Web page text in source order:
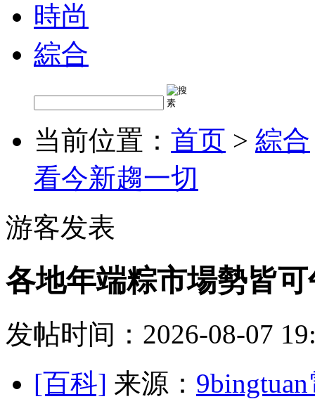
時尚
綜合
当前位置： 首页 > 綜合
看今新趨一切
游客发表
各地年端粽市場勢皆
发帖时间：2026-08-07
[百科] 来源：